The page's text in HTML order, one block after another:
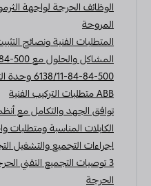
الوظائف الحرجة لواجهة
المروحة
المتطلبات الفنية ونصائح
المشاكل والحلول مع ABB 6138/11-84-84-500
6138/11-84-
ABB متطلبات التركيب الفنية
توافق الجهد والتكامل مع
الكابلات المناسبة ومتطلبات
إجراءات التجميع والتشغيل
الحرجة